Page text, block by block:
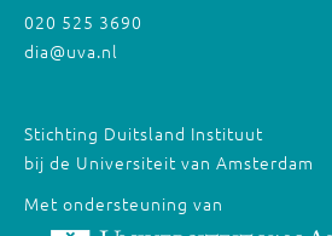
020 525 3690
dia@uva.nl
Stichting Duitsland Instituut
bij de Universiteit van Amsterdam
Met ondersteuning van